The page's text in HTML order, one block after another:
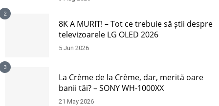
2
8K A MURIT! – Tot ce trebuie să știi despre
televizoarele LG OLED 2026
5 Jun 2026
3
La Crème de la Crème, dar, merită oare
banii tăi? – SONY WH-1000XX
21 May 2026